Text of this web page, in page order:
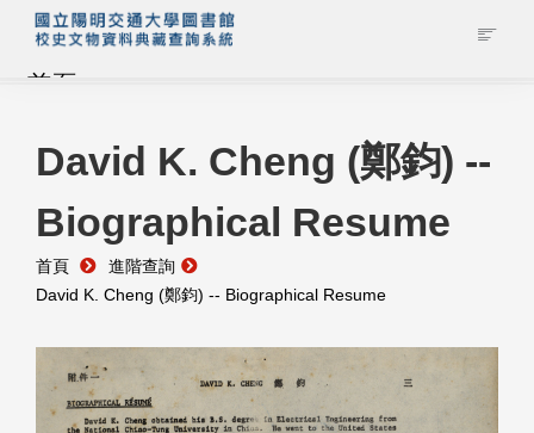
首頁
藏品查詢
校史館簡介
藏品清單全覽
資料調閱申請
管理者登入
David K. Cheng (鄭鈞) --
Biographical Resume
首頁
進階查詢
David K. Cheng (鄭鈞) -- Biographical Resume